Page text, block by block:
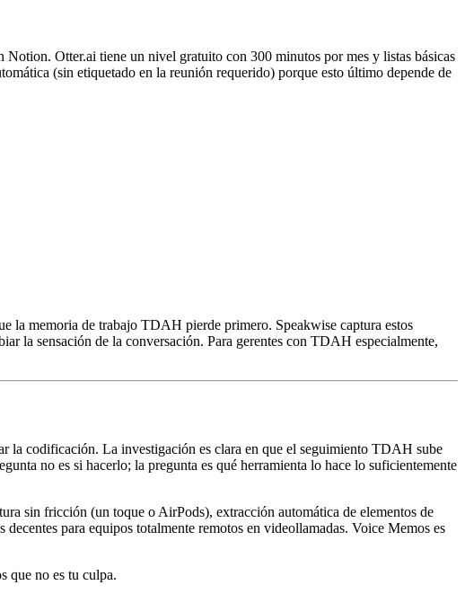
Otter.ai tiene un nivel gratuito con 300 minutos por mes y listas básicas
(sin etiquetado en la reunión requerido) porque esto último depende de
la memoria de trabajo TDAH pierde primero. Speakwise captura estos
la sensación de la conversación. Para gerentes con TDAH especialmente,
la codificación. La investigación es clara en que el seguimiento TDAH sube
no es si hacerlo; la pregunta es qué herramienta lo hace lo suficientemente
sin fricción (un toque o AirPods), extracción automática de elementos de
para equipos totalmente remotos en videollamadas. Voice Memos es
que no es tu culpa.